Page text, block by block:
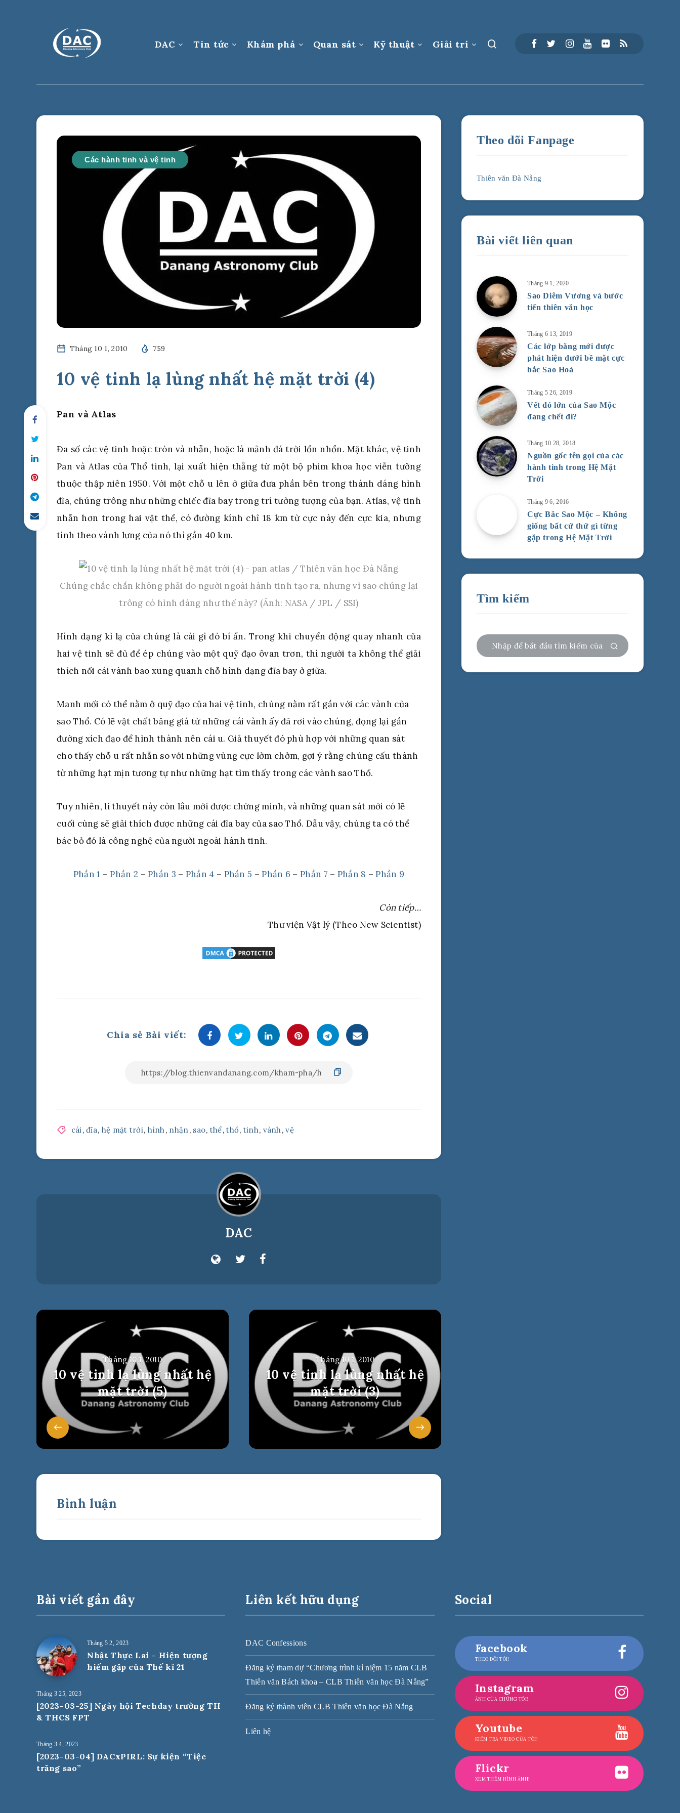
DAC Tin tức Khám phá Quan sát Kỹ thuật Giải trí
Các hành tinh và vệ tinh
Tháng 10 1, 2010 759
10 vệ tinh lạ lùng nhất hệ mặt trời (4)
Pan và Atlas
Đa số các vệ tinh hoặc tròn và nhẵn, hoặc là mảnh đá trời lổn nhổn. Mặt khác, vệ tinh
Pan và Atlas của Thổ tinh, lại xuất hiện thẳng từ một bộ phim khoa học viễn tưởng
thuộc thập niên 1950. Với một chỗ u lên ở giữa đưa phần bên trong thành dáng hình
đĩa, chúng trông như những chiếc đĩa bay trong trí tưởng tượng của bạn. Atlas, vệ tinh
nhẵn hơn trong hai vật thể, có đường kính chỉ 18 km từ cực này đến cực kia, nhưng
tính theo vành lưng của nó thì gần 40 km.
Chúng chắc chắn không phải do người ngoài hành tinh tạo ra, nhưng vì sao chúng lại
trông có hình dáng như thế này? (Ảnh: NASA / JPL / SSI)
Hình dạng kì lạ của chúng là cái gì đó bí ẩn. Trong khi chuyển động quay nhanh của
hai vệ tinh sẽ đủ để ép chúng vào một quỹ đạo ôvan trơn, thì người ta không thể giải
thích nổi cái vành bao xung quanh chỗ hình dạng đĩa bay ở giữa.
Manh mối có thể nằm ở quỹ đạo của hai vệ tinh, chúng nằm rất gần với các vành của
sao Thổ. Có lẽ vật chất băng giá từ những cái vành ấy đã rơi vào chúng, đọng lại gần
đường xích đạo để hình thành nên cái u. Giả thuyết đó phù hợp với những quan sát
cho thấy chỗ u rất nhẵn so với những vùng cực lởm chởm, gợi ý rằng chúng cấu thành
từ những hạt mịn tương tự như những hạt tìm thấy trong các vành sao Thổ.
Tuy nhiên, lí thuyết này còn lâu mới được chứng minh, và những quan sát mới có lẽ
cuối cùng sẽ giải thích được những cái đĩa bay của sao Thổ. Dẫu vậy, chúng ta có thể
bác bỏ đó là công nghệ của người ngoài hành tinh.
Phần 1 –Phần 2 –Phần 3 – Phần 4 – Phần 5 –Phần 6 –Phần 7 – Phần 8 –Phần 9
Còn tiếp…
Thư viện Vật lý (Theo New Scientist)
Chia sẻ Bài viết:
cái ,đĩa, hệ mặt trời, hình , nhận , sao, thể,thổ, tinh, vành ,vệ
DAC
Tháng 10 1, 2010
10 vệ tinh lạ lùng nhất hệ
mặt trời (5)
Tháng 10 1, 2010
10 vệ tinh lạ lùng nhất hệ
mặt trời (3)
Bình luận
Theo dõi Fanpage
Thiên văn Đà Nẵng
Bài viết liên quan
Tháng 9 1, 2020
Sao Diêm Vương và bước
tiến thiên văn học
Tháng 6 13, 2019
Các lớp băng mới được
phát hiện dưới bề mặt cực
bắc Sao Hoả
Tháng 5 26, 2019
Vết đỏ lớn của Sao Mộc
đang chết đi?
Tháng 10 28, 2018
Nguồn gốc tên gọi của các
hành tinh trong Hệ Mặt
Trời
Tháng 9 6, 2016
Cực Bắc Sao Mộc – Không
giống bất cứ thứ gì từng
gặp trong Hệ Mặt Trời
Tìm kiếm
Bài viết gần đây
Tháng 5 2, 2023
Nhật Thực Lai – Hiện tượng
hiếm gặp của Thế kỉ 21
Tháng 3 25, 2023
[2023-03-25] Ngày hội Techday trường TH
& THCS FPT
Tháng 3 4, 2023
[2023-03-04] DACxPIRL: Sự kiện “Tiệc
trăng sao”
Liên kết hữu dụng
DAC Confessions
Đăng ký tham dự “Chương trình kỉ niệm 15 năm CLB
Thiên văn Bách khoa – CLB Thiên văn học Đà Nẵng”
Đăng ký thành viên CLB Thiên văn học Đà Nẵng
Liên hệ
Social
Facebook
THEO DÕI TÔI!
Instagram
ẢNH CỦA CHÚNG TÔI!
Youtube
KIỂM TRA VIDEO CỦA TÔI!
Flickr
XEM THÊM HÌNH ẢNH!